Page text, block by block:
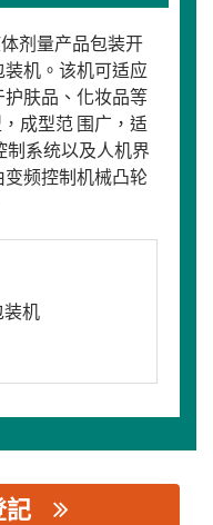
剂量产品包装开
机。该机可适应
肤品、化妆品等
成型范 围广，适
制系统以及人机界
频控制机械凸轮
装机
記